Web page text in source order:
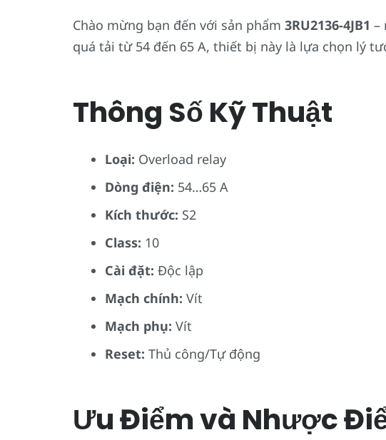
Chào mừng bạn đến với sản phẩm 3RU2136-4JB1 –
quá tải từ 54 đến 65 A, thiết bị này là lựa chọn lý
Thông Số Kỹ Thuật
Loại: Overload relay
Dòng điện: 54…65 A
Kích thước: S2
Class: 10
Cài đặt: Độc lập
Mạch chính: Vít
Mạch phụ: Vít
Reset: Thủ công/Tự động
Ưu Điểm và Nhược